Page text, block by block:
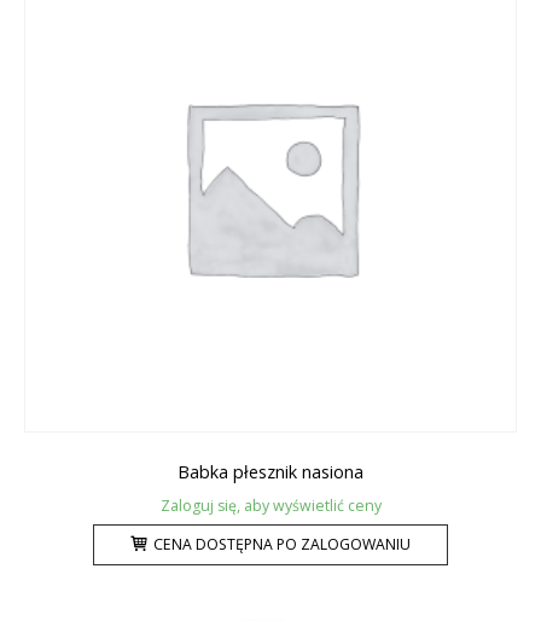
Babka płesznik nasiona
Zaloguj się, aby wyświetlić ceny
CENA DOSTĘPNA PO ZALOGOWANIU